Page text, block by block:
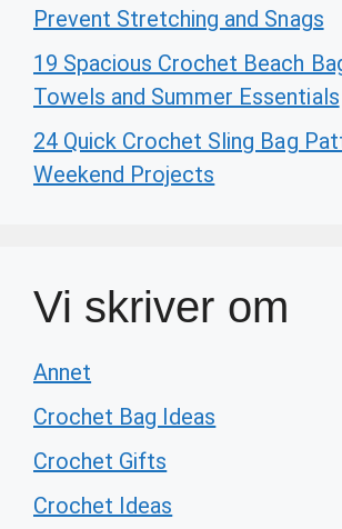
Prevent Stretching and Snags
19 Spacious Crochet Beach
Towels and Summer Essentials
24 Quick Crochet Sling Bag
Weekend Projects
Vi skriver om
Annet
Crochet Bag Ideas
Crochet Gifts
Crochet Ideas